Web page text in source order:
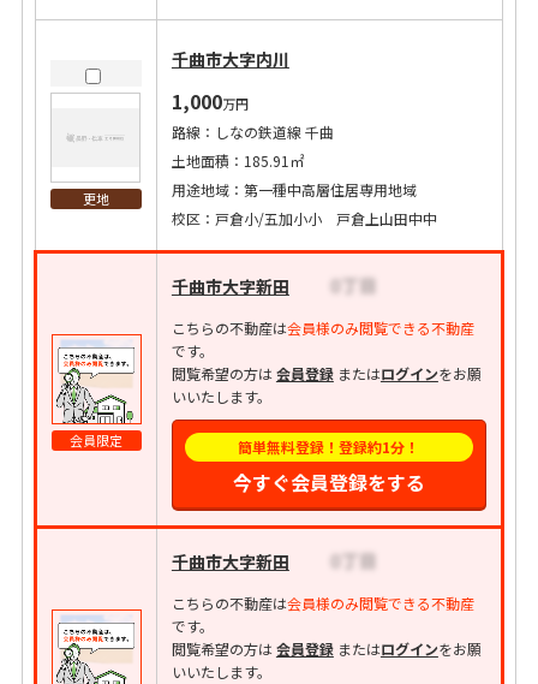
更地
千曲市大字内川
1,000万円
路線：しなの鉄道線 千曲
土地面積：185.91㎡
用途地域：第一種中高層住居専用地域
校区：戸倉小/五加小小 戸倉上山田中中
会員限定
千曲市大字新田
こちらの不動産は会員様のみ閲覧できる不動産
です。
閲覧希望の方は会員登録またはログインをお願
いいたします。
簡単無料登録！登録約1分！
今すぐ会員登録をする
千曲市大字新田
こちらの不動産は会員様のみ閲覧できる不動産
です。
閲覧希望の方は会員登録またはログインをお願
いいたします。